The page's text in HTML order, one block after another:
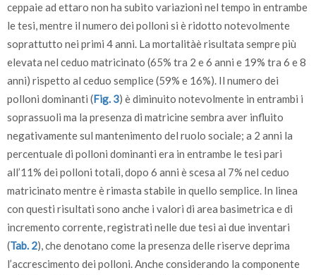
ceppaie ad ettaro non ha subito variazioni nel tempo in entrambe
le tesi, mentre il numero dei polloni si è ridotto notevolmente
soprattutto nei primi 4 anni. La mortalitàè risultata sempre più
elevata nel ceduo matricinato (65% tra 2 e 6 anni e 19% tra 6 e 8
anni) rispetto al ceduo semplice (59% e 16%). Il numero dei
polloni dominanti (Fig. 3) è diminuito notevolmente in entrambi i
soprassuoli ma la presenza di matricine sembra aver influito
negativamente sul mantenimento del ruolo sociale; a 2 anni la
percentuale di polloni dominanti era in entrambe le tesi pari
all’11% dei polloni totali, dopo 6 anni è scesa al 7% nel ceduo
matricinato mentre è rimasta stabile in quello semplice. In linea
con questi risultati sono anche i valori di area basimetrica e di
incremento corrente, registrati nelle due tesi ai due inventari
(Tab. 2), che denotano come la presenza delle riserve deprima
l’accrescimento dei polloni. Anche considerando la componente